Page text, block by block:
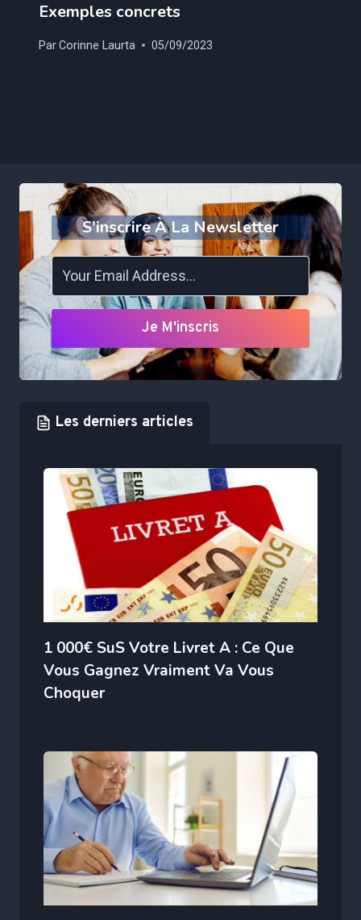
Exemples concrets
ParCorinne Laurta 05/09/2023
S'inscrire À La Newsletter
Je M'inscris
Les derniers articles
1 000€ SuS Votre Livret A : Ce Que
Vous Gagnez Vraiment Va Vous
Choquer